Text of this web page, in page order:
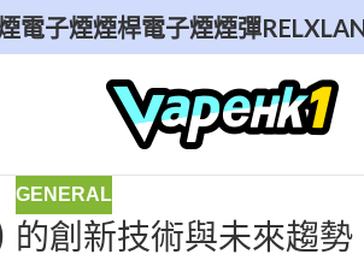
電子煙煙桿電子煙煙彈RELX
GENERAL
創新技術與未來趨勢